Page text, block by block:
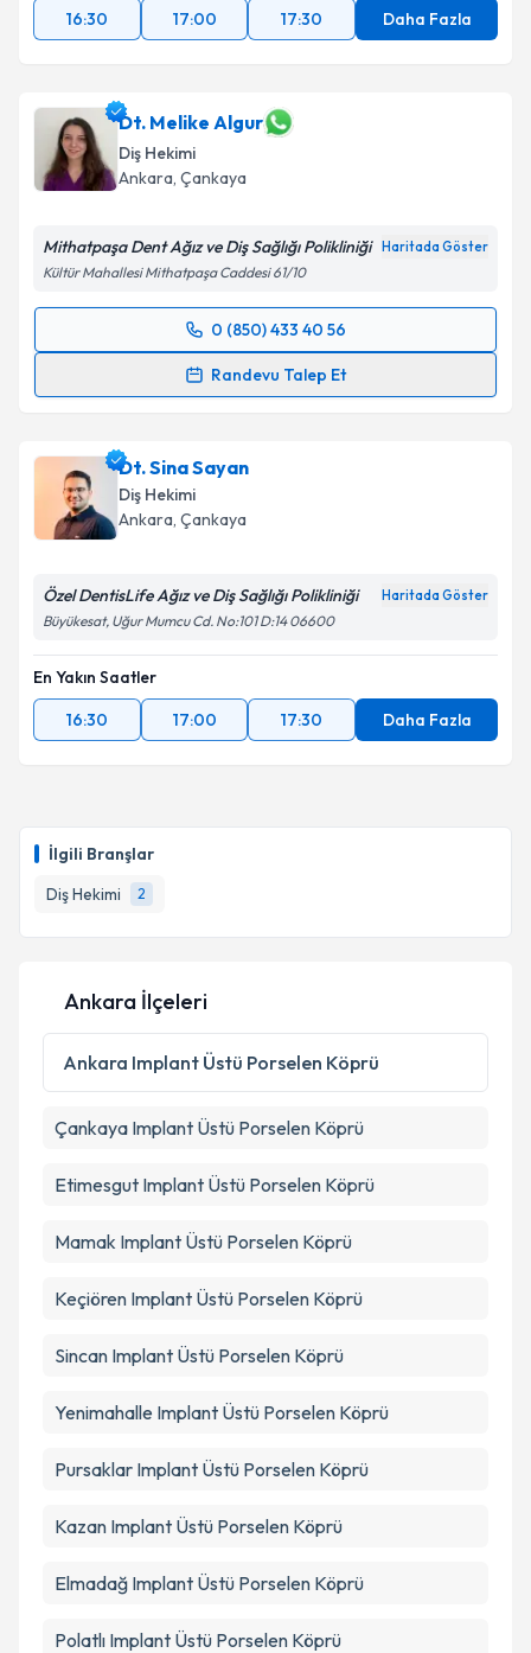
İlgili Branşlar
Diş Hekimi
2
16:30 17:00 17:30 Daha Fazla
Dt. Melike Algur
Diş Hekimi
Ankara, Çankaya
Mithatpaşa Dent Ağız ve Diş Sağlığı Polikliniği Haritada Göster
Kültür Mahallesi Mithatpaşa Caddesi 61/10
0 (850) 433 40 56
Randevu Talep Et
Randevu Takvimi Talebi
hazırlandığında e-posta ile bilgilendireceğiz.
E-posta Adresiniz
Kişisel verilerimin işlenmesine ilişkin
Metni'ni okudum ve kişisel verilerimin belirtilen
kapsamda işlenmesini kabul ediyorum.
Dt. Sina Sayan
Diş Hekimi
Ankara, Çankaya
Özel DentisLife Ağız ve Diş Sağlığı Polikliniği Haritada Göster
Büyükesat, Uğur Mumcu Cd. No:101 D:14 06600
En Yakın Saatler
16:30
17:00 17:30 Daha Fazla
Ankara İlçeleri
Ankara Implant Üstü Porselen Köprü
Çankaya Implant Üstü Porselen Köprü
Etimesgut Implant Üstü Porselen Köprü
Mamak Implant Üstü Porselen Köprü
Keçiören Implant Üstü Porselen Köprü
Sincan Implant Üstü Porselen Köprü
Yenimahalle Implant Üstü Porselen Köprü
Pursaklar Implant Üstü Porselen Köprü
Kazan Implant Üstü Porselen Köprü
Elmadağ Implant Üstü Porselen Köprü
Polatlı Implant Üstü Porselen Köprü